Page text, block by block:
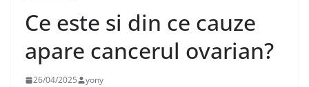
Ce este si din ce cauze
apare cancerul ovarian?
26/04/2025 yony